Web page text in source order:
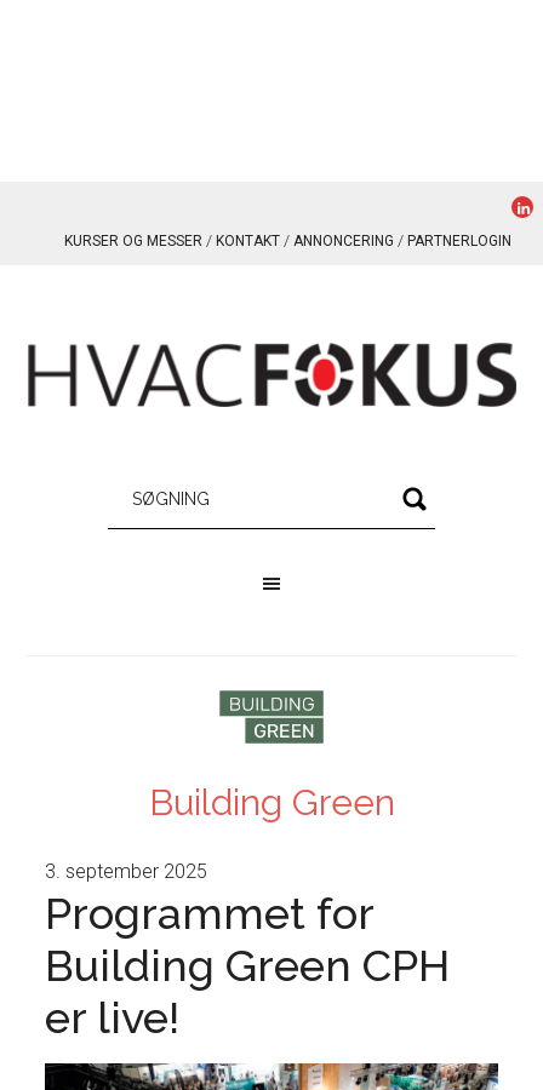
KURSER OG MESSER KONTAKT ANNONCERING PARTNERLOGIN
Building Green
3. september 2025
Programmet for
Building Green CPH
er live!